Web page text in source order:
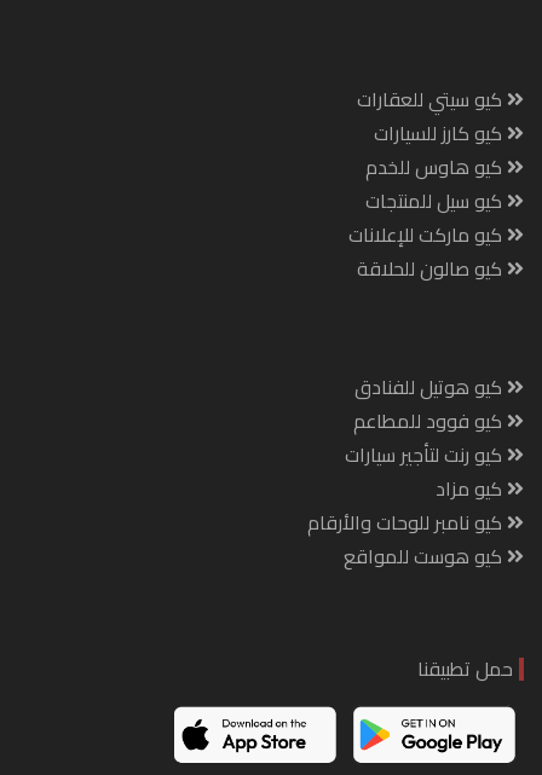
كيو سيتي للعقارات
كيو كارز للسيارات
كيو هاوس للخدم
كيو سيل للمنتجات
كيو ماركت للإعلانات
كيو صالون للحلاقة
كيو هوتيل للفنادق
كيو فوود للمطاعم
كيو رنت لتأجير سيارات
كيو مزاد
كيو نامبر للوحات والأرقام
كيو هوست للمواقع
حمل تطبيقنا